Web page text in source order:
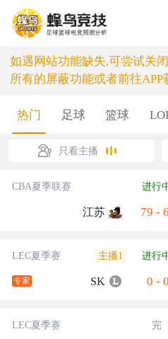
如遇网站功能缺失,可尝试关
所有的屏蔽功能或者前往APP
热门 足球 篮球
只看主播
CBA夏季联赛 进行
江苏 79 -
LEC夏季赛 主播1 进行
专家 SK 0 - 0
LEC夏季赛 完